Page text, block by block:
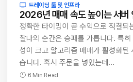
트레이딩 툴 및 인프라
2026년 매매 속도 높이는 서버
정확한 타이밍이 곧 수익으로 직결되
찰나의 순간은 승패를 가릅니다. 특
성이 크고 알고리즘 매매가 활성화된
습니다. 혹시 주문을 넣었는데…
6 Min Read